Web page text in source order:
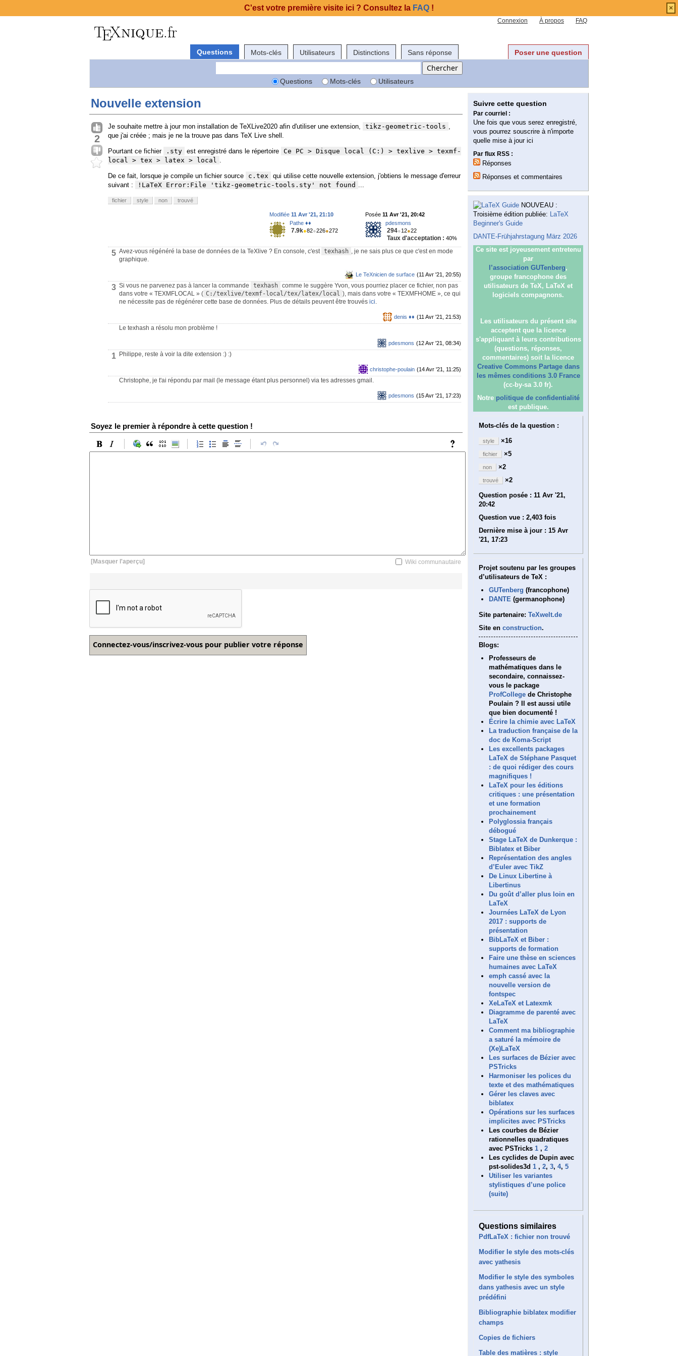
Connexion À propos FAQ
Questions Mots-clés Utilisateurs Distinctions Sans réponse Poser une question
Questions Mots-clés Utilisateurs
Nouvelle extension
2
Je souhaite mettre à jour mon installation de TeXLive2020 afin d'utiliser une extension, tikz-geometric-tools ,
que j'ai créée ; mais je ne la trouve pas dans TeX Live shell.
Pourtant ce fichier .sty est enregistré dans le répertoire Ce PC > Disque local (C:) > texlive > texmf-
local > tex > latex > local .
De ce fait, lorsque je compile un fichier source c.tex
qui utilise cette nouvelle extension, j'obtiens le message d'erreur
suivant :
!LaTeX Error:File 'tikz-geometric-tools.sty' not found ...
fichier style non trouvé
Posée 11 Avr '21, 20:42
pdesmons
294●12●22
Taux d'acceptation : 40%
Modifiée 11 Avr '21, 21:10
Pathe ♦♦
7.9k●82●226●272
5 Avez-vous régénéré la base de données de la TeXlive ? En console, c'est texhash , je ne sais plus ce que c'est en mode
graphique.
(11 Avr '21, 20:55)
Le TeXnicien de surface
3 Si vous ne parvenez pas à lancer la commande texhash comme le suggère Yvon, vous pourriez placer ce fichier, non pas
dans votre « TEXMFLOCAL » ( C:/texlive/texmf-local/tex/latex/local ), mais dans votre « TEXMFHOME », ce qui
ne nécessite pas de régénérer cette base de données. Plus de détails peuvent être trouvés ici.
(11 Avr '21, 21:53)
denis ♦♦
Le texhash a résolu mon problème !
(12 Avr '21, 08:34)
pdesmons
1 Philippe, reste à voir la dite extension :) :)
(14 Avr '21, 11:25)
christophe-poulain
Christophe, je t'ai répondu par mail (le message étant plus personnel) via tes adresses gmail.
(15 Avr '21, 17:23)
pdesmons
Soyez le premier à répondre à cette question !
[Masquer l'aperçu] Wiki communautaire
Suivre cette question
Par courriel :
Une fois que vous serez enregistré,
vous pourrez souscrire à n'importe
quelle mise à jour ici
Par flux RSS :
Réponses
Réponses et commentaires
NOUVEAU :
Troisième édition publiée: LaTeX
Beginner's Guide
DANTE-Frühjahrstagung März 2026
Ce site est joyeusement entretenu
par
l’association GUTenberg,
groupe francophone des
utilisateurs de TeX, LaTeX et
logiciels compagnons.
Les utilisateurs du présent site
acceptent que la licence
s'appliquant à leurs contributions
(questions, réponses,
commentaires) soit la licence
Creative Commons Partage dans
les mêmes conditions 3.0 France
(cc-by-sa 3.0 fr).
Notre politique de confidentialité
est publique.
Mots-clés de la question :
style ×16
fichier ×5
non ×2
trouvé
×2
Question posée : 11 Avr '21,
20:42
Question vue : 2,403 fois
Dernière mise à jour : 15 Avr
'21, 17:23
Projet soutenu par les groupes
d’utilisateurs de TeX :
GUTenberg (francophone)
DANTE (germanophone)
Site partenaire: TeXwelt.de
Site en construction.
Blogs:
Professeurs de
mathématiques dans le
secondaire, connaissez-
vous le package
ProfCollege de Christophe
Poulain ? Il est aussi utile
que bien documenté !
Écrire la chimie avec LaTeX
La traduction française de la
doc de Koma-Script
Les excellents packages
LaTeX de Stéphane Pasquet
: de quoi rédiger des cours
magnifiques !
LaTeX pour les éditions
critiques : une présentation
et une formation
prochainement
Polyglossia français
débogué
Stage LaTeX de Dunkerque :
Biblatex et Biber
Représentation des angles
d’Euler avec TikZ
De Linux Libertine à
Libertinus
Du goût d’aller plus loin en
LaTeX
Journées LaTeX de Lyon
2017 : supports de
présentation
BibLaTeX et Biber :
supports de formation
Faire une thèse en sciences
humaines avec LaTeX
emph cassé avec la
nouvelle version de
fontspec
XeLaTeX et Latexmk
Diagramme de parenté avec
LaTeX
Comment ma bibliographie
a saturé la mémoire de
(Xe)LaTeX
Les surfaces de Bézier avec
PSTricks
Harmoniser les polices du
texte et des mathématiques
Gérer les claves avec
biblatex
Opérations sur les surfaces
implicites avec PSTricks
Les courbes de Bézier
rationnelles quadratiques
avec PSTricks 1 , 2
Les cyclides de Dupin avec
pst-solides3d 1 , 2, 3, 4, 5
Utiliser les variantes
stylistiques d’une police
(suite)
Questions similaires
PdfLaTeX : fichier non trouvé
Modifier le style des mots-clés
avec yathesis
Modifier le style des symboles
dans yathesis avec un style
prédéfini
Bibliographie biblatex modifier
champs
Copies de fichiers
Table des matières : style
C'est votre première visite ici ? Consultez la FAQ ! ×